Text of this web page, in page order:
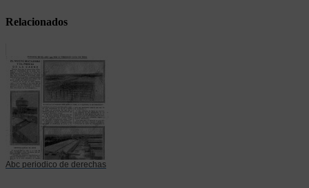
Relacionados
Abc periodico de derechas